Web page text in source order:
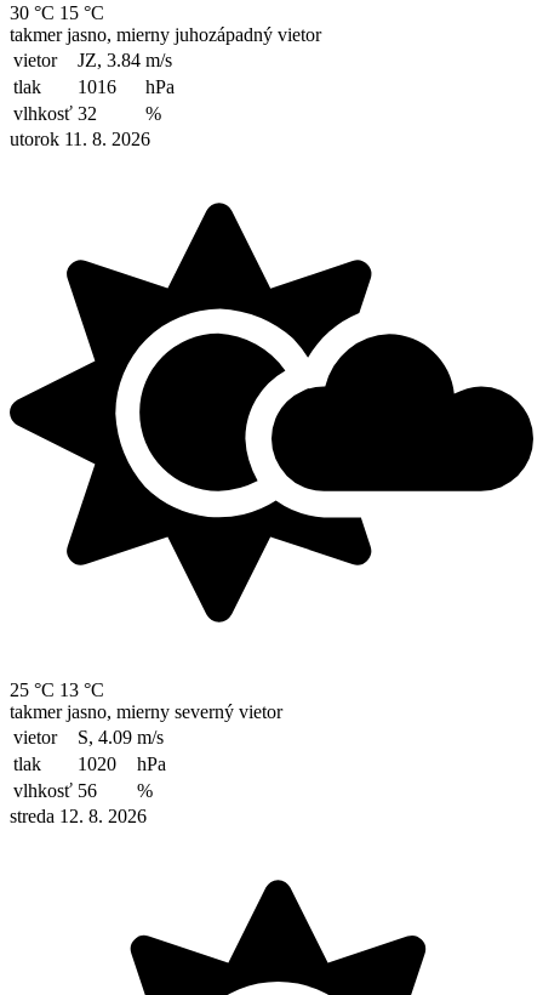
30 °C 15 °C
takmer jasno, mierny juhozápadný vietor
vietor
JZ, 3.84 m/s
tlak
1016
hPa
vlhkosť 32
%
utorok 11. 8. 2026
25 °C 13 °C
takmer jasno, mierny severný vietor
vietor
S, 4.09 m/s
tlak
1020
hPa
vlhkosť 56
%
streda 12. 8. 2026